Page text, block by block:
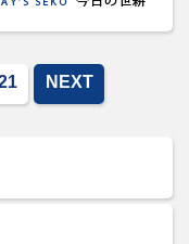
NEXT